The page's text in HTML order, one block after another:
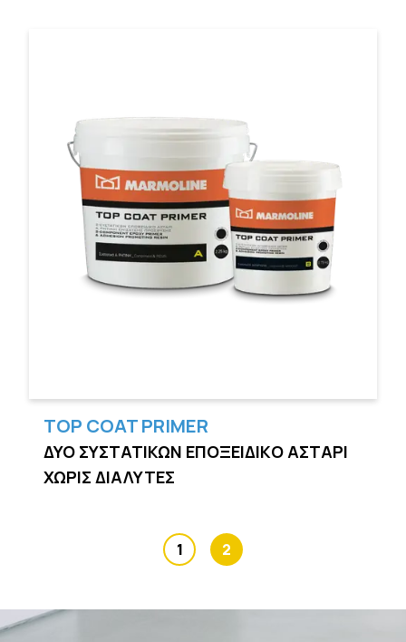
TOP COAT PRIMER
ΔΥΟ ΣΥΣΤΑΤΙΚΩΝ ΕΠΟΞΕΙΔΙΚO ΑΣΤΑΡΙ
ΧΩΡΙΣ ΔΙΑΛΥΤΕΣ
1 2